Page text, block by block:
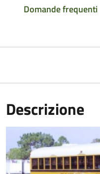
Domande frequenti
Descrizione